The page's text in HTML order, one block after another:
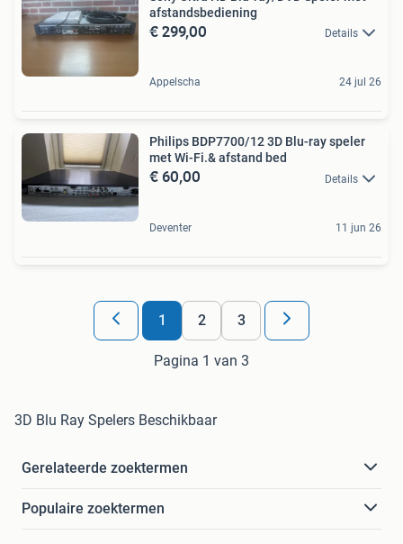
afstandsbediening
€ 299,00 Details
Appelscha 24 jul 26
Philips BDP7700/12 3D Blu-ray speler
met Wi-Fi.& afstand bed
€ 60,00 Details
Deventer 11 jun 26
1 2 3
Pagina 1 van 3
3D Blu Ray Spelers Beschikbaar
Gerelateerde zoektermen
Populaire zoektermen